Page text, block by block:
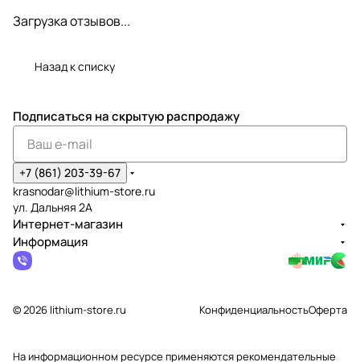
Загрузка отзывов...
Назад к списку
Подписаться на скрытую распродажу
+7 (861) 203-39-67
krasnodar@lithium-store.ru
ул. Дальняя 2А
Интернет-магазин
Информация
© 2026 lithium-store.ru КонфиденциальностьОферта
На информационном ресурсе применяютсярекомендательные